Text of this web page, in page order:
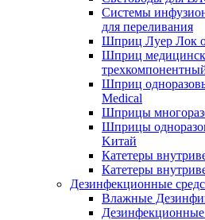
Системы
для переливания
Шприц Луер Лок
Шприц
Шприц
Medical
Шприцы
Шприцы
Kитай
Катетеры
Катетеры
Дезинфекционные
Влажные